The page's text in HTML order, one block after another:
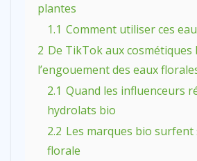
plantes
1.1 Comment utiliser ces
2 De TikTok aux cosmétiques
l’engouement des eaux
2.1 Quand les influenceurs
hydrolats bio
2.2 Les marques bio surfent
florale